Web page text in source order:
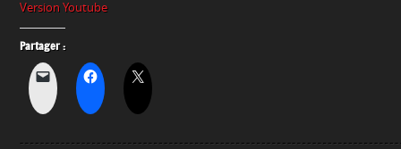
Version Youtube
Partager :